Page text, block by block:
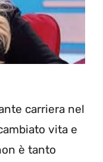
carriera nel
vita e
è tanto